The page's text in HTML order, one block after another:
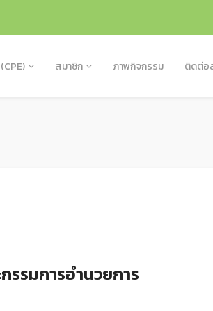
สมาชิก ภาพกิจกรรม ติดต่อ
รรมการอำนวยการ